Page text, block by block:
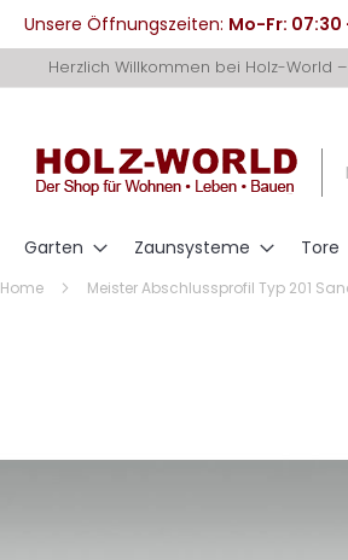
Unsere Öffnungszeiten: Mo-Fr: 07:30
zum
Herzlich Willkommen bei Holz-World
Garten Zaunsysteme Tore
Home Meister Abschlussprofil Typ 201